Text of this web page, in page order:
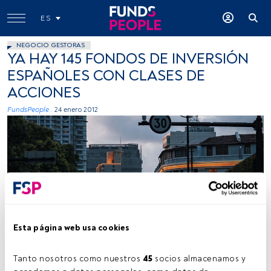
Esta página web usa cookies
Tanto nosotros como nuestros 45 socios almacenamos y
ES
NEGOCIO GESTORAS
YA HAY 145 FONDOS DE INVERSIÓN
ESPAÑOLES CON CLASES DE
ACCIONES
FundsPeople . 24 enero 2012
Tiempo lectura: 1 min.